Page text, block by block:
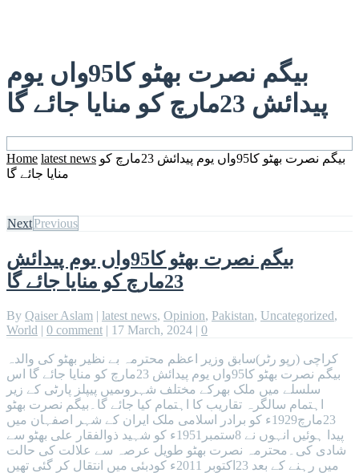
بیگم نصرت بھٹو کا95واں یوم
پیدائش 23مارچ کو منایا جائے گا
Home latest news بیگم نصرت بھٹو کا95واں یوم پیدائش 23مارچ کو
منایا جائے گا
NextPrevious
بیگم نصرت بھٹو کا95واں یوم پیدائش
23مارچ کو منایا جائے گا
By Qaiser Aslam | latest news, Opinion, Pakistan, Uncategorized,
World | 0 comment | 17 March, 2024 | 0
کراچی (رپو رٹر)سابق وزیر اعظم محترمہ بے نظیر بھٹو کی والدہ
بیگم نصرت بھٹو کا95واں یوم پیدائش 23مارچ کو منایا جائے گا اس
سلسلے میں ملک بھرکے مختلف شہروںمیں پیپلز پارٹی کے زیر
اہتمام سالگرہ تقاریب کا اہتمام کیا جائے گا۔بیگم نصرت بھٹو
23مارچ1929ء کو برادر اسلامی ملک ایران کے شہر اصفہان میں
پیدا ہوئیں انہوں نے 8ستمبر1951ء کو شہید ذوالفقار علی بھٹو سے
شادی کی۔محترمہ نصرت بھٹو طویل عرصہ سے علالت کی حالت
میں رہنے کے بعد 23اکتوبر 2011ء کودبئی میں انتقال کر گئی تھیں